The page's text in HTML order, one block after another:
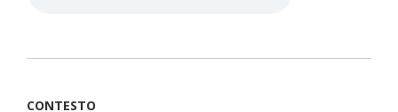
CONTESTO